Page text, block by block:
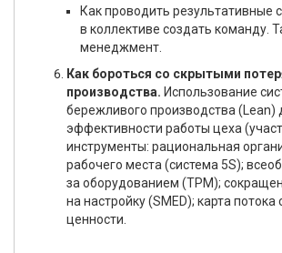
Как проводить результативные
в коллективе создать команду.
менеджмент.
Как бороться со скрытыми
производства. Использование
бережливого производства
эффективности работы цеха
инструменты: рациональная
рабочего места (система 5S);
за оборудованием (TPM);
на настройку (SMED); карта потока
ценности.